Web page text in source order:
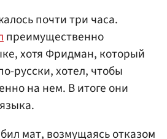
почти три часа.
преимущественно
хотя Фридман, который
русски, хотел, чтобы
на нем. В итоге они
мат, возмущаясь отказом